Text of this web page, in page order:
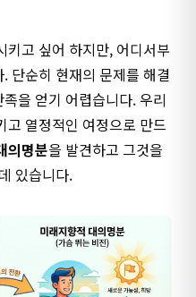
키고 싶어 하지만, 어디서부
단순히 현재의 문제를 해결
을 얻기 어렵습니다. 우리
고 열정적인 여정으로 만드
의명분을 발견하고 그것을
있습니다.